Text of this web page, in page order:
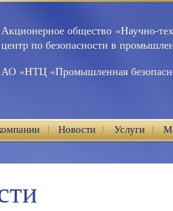
Акционерное общество «Научно-
центр по безопасности в
АО «НТЦ «Промышленная
Новости Услуги